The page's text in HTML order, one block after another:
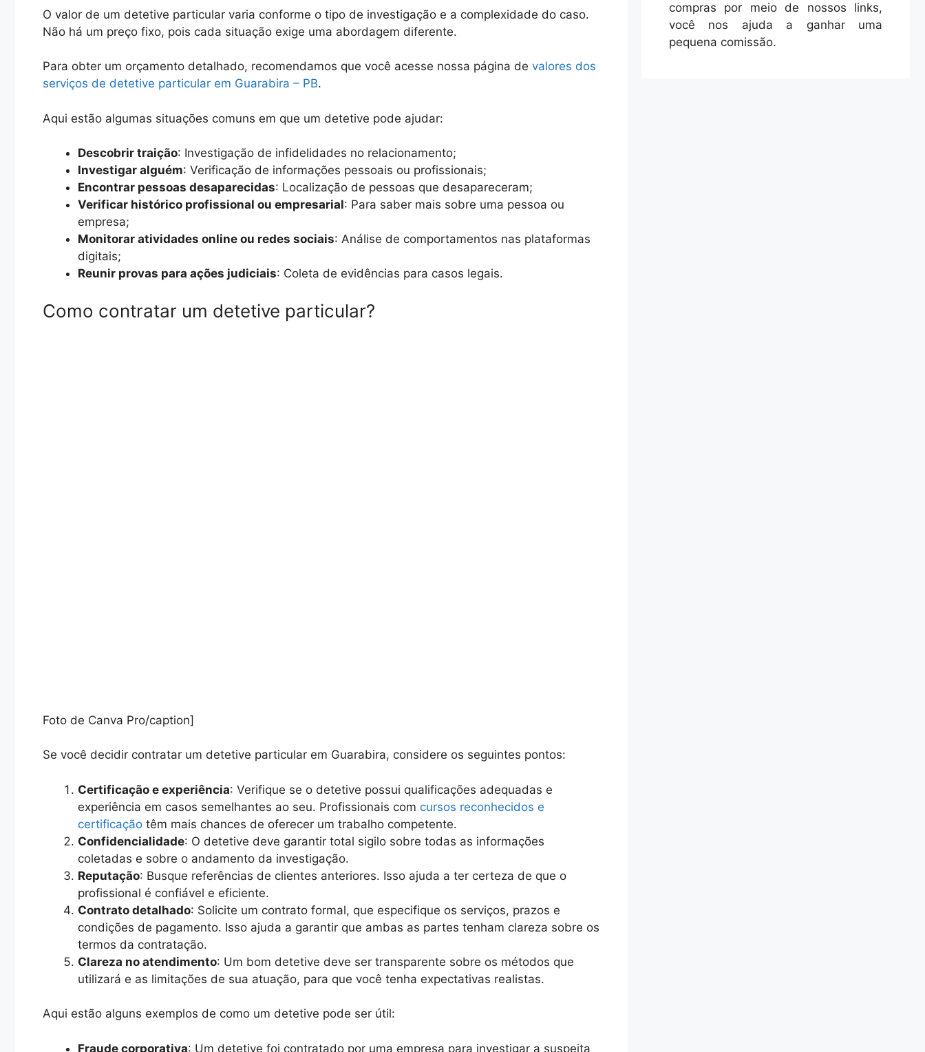
O valor de um detetive particular varia conforme o tipo de investigação e a complexidade do caso.
Não há um preço fixo, pois cada situação exige uma abordagem diferente.
Para obter um orçamento detalhado, recomendamos que você acesse nossa página de valores dos
serviços de detetive particular em Guarabira – PB.
Aqui estão algumas situações comuns em que um detetive pode ajudar:
Descobrir traição: Investigação de infidelidades no relacionamento;
Investigar alguém: Verificação de informações pessoais ou profissionais;
Encontrar pessoas desaparecidas: Localização de pessoas que desapareceram;
Verificar histórico profissional ou empresarial: Para saber mais sobre uma pessoa ou
empresa;
Monitorar atividades online ou redes sociais: Análise de comportamentos nas plataformas
digitais;
Reunir provas para ações judiciais: Coleta de evidências para casos legais.
Como contratar um detetive particular?
Foto de Canva Pro/caption]
Se você decidir contratar um detetive particular em Guarabira, considere os seguintes pontos:
Certificação e experiência: Verifique se o detetive possui qualificações adequadas e
experiência em casos semelhantes ao seu. Profissionais com cursos reconhecidos e
certificação têm mais chances de oferecer um trabalho competente.
Confidencialidade: O detetive deve garantir total sigilo sobre todas as informações
coletadas e sobre o andamento da investigação.
Reputação: Busque referências de clientes anteriores. Isso ajuda a ter certeza de que o
profissional é confiável e eficiente.
Contrato detalhado: Solicite um contrato formal, que especifique os serviços, prazos e
condições de pagamento. Isso ajuda a garantir que ambas as partes tenham clareza sobre os
termos da contratação.
Clareza no atendimento: Um bom detetive deve ser transparente sobre os métodos que
utilizará e as limitações de sua atuação, para que você tenha expectativas realistas.
Aqui estão alguns exemplos de como um detetive pode ser útil:
Fraude corporativa: Um detetive foi contratado por uma empresa para investigar a suspeita
compras por meio de nossos links,
você nos ajuda a ganhar uma
pequena comissão.